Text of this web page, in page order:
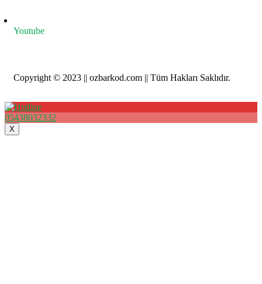
Youtube
Copyright © 2023 || ozbarkod.com || Tüm Hakları Saklıdır.
05438032332
X